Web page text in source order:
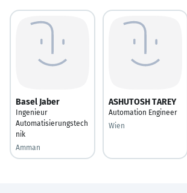
Basel Jaber
Ingenieur
Automatisierungstech
nik
Amman
ASHUTOSH TAREY
Automation Engineer
Wien